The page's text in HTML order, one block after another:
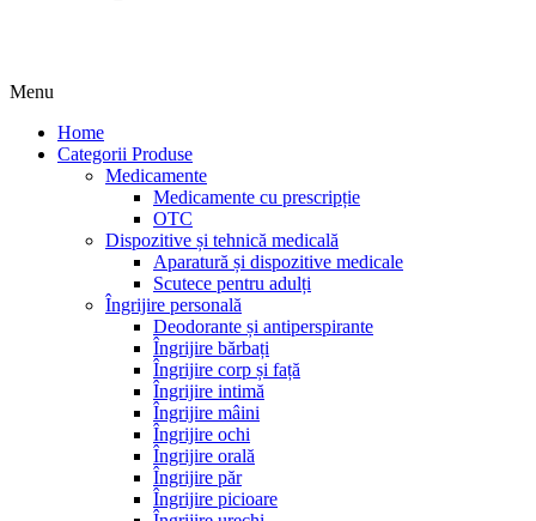
Menu
Home
Categorii Produse
Medicamente
Medicamente cu prescripție
OTC
Dispozitive și tehnică medicală
Aparatură și dispozitive medicale
Scutece pentru adulți
Îngrijire personală
Deodorante și antiperspirante
Îngrijire bărbați
Îngrijire corp și față
Îngrijire intimă
Îngrijire mâini
Îngrijire ochi
Îngrijire orală
Îngrijire păr
Îngrijire picioare